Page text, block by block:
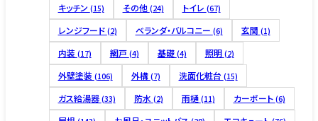
キッチン (15) その他 (24) トイレ (67)
レンジフード (2) ベランダ・バルコニー (6) 玄関 (1)
内装 (17) 網戸 (4) 基礎 (4) 照明 (2)
外壁塗装 (106) 外構 (7) 洗面化粧台 (15)
ガス給湯器 (33) 防水 (2) 雨樋 (11) カーポート (6)